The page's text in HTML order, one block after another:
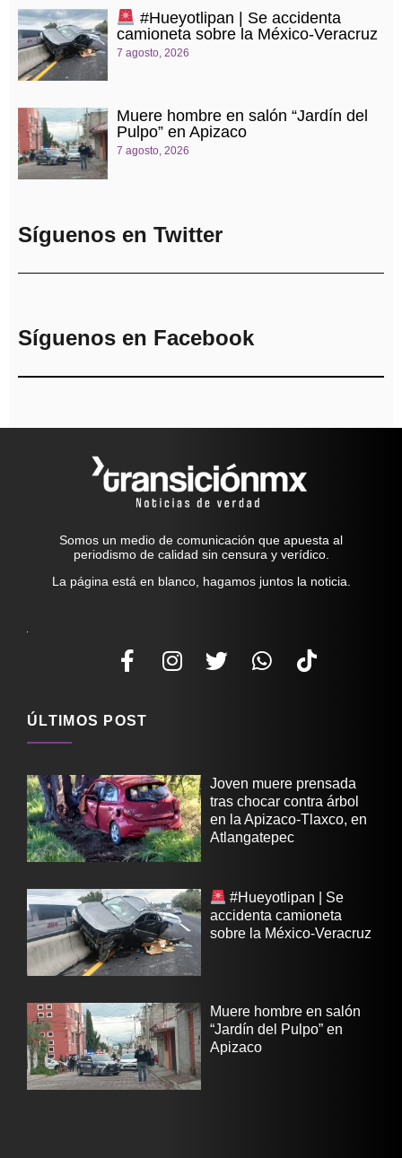
#Hueyotlipan | Se accidenta
camioneta sobre la México-Veracruz
7 agosto, 2026
Muere hombre en salón “Jardín del
Pulpo” en Apizaco
7 agosto, 2026
Síguenos en Twitter
Síguenos en Facebook
Somos un medio de comunicación que apuesta al
periodismo de calidad sin censura y verídico.
La página está en blanco, hagamos juntos la noticia.
ÚLTIMOS POST
Joven muere prensada
tras chocar contra árbol
en la Apizaco-Tlaxco, en
Atlangatepec
#Hueyotlipan | Se
accidenta camioneta
sobre la México-Veracruz
Muere hombre en salón
“Jardín del Pulpo” en
Apizaco